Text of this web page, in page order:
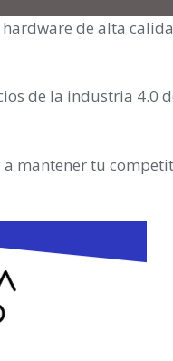
de alta
de la industria 4.0
mantener tu